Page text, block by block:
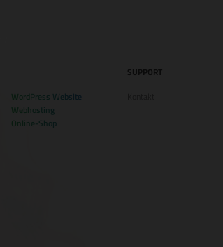
WordPress Website
Webhosting
Online-Shop
SUPPORT